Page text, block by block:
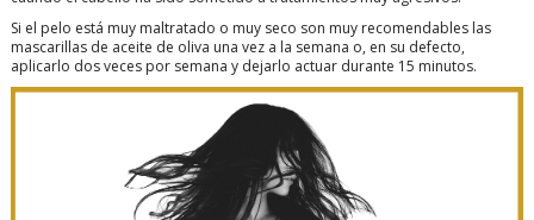
Si el pelo está muy maltratado o muy seco son muy recomendables las
mascarillas de aceite de oliva una vez a la semana o, en su defecto,
aplicarlo dos veces por semana y dejarlo actuar durante 15 minutos.